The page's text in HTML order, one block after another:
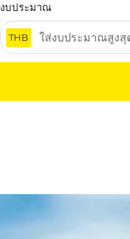
งบประมาณ
THB